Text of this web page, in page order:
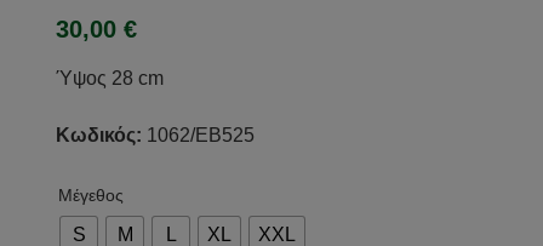
30,00 €
Ύψος 28 cm
Κωδικός: 1062/EB525
Μέγεθος
S M L XL XXL